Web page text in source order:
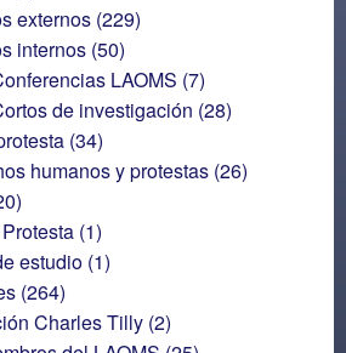
externos (229)
internos (50)
LAOMS (7)
de investigación (28)
(34)
humanos y protestas (26)
(1)
estudio (1)
(264)
Charles Tilly (2)